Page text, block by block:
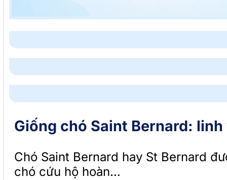
Giống chó Saint Bernard:
Chó Saint Bernard hay St Bernard
chó cứu hộ hoàn…